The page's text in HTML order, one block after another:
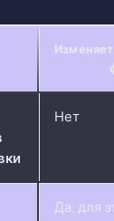
Нет
Да, для